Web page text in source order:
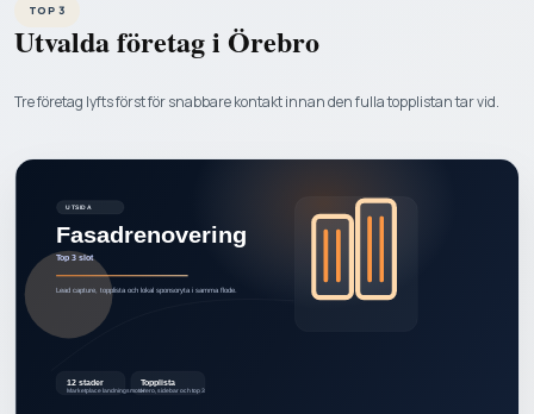
TOP 3
Utvalda företag i Örebro
Tre företag lyfts först för snabbare kontakt innan den fulla topplistan tar vid.